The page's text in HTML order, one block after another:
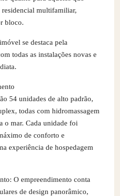
multifamiliar,
bloco.
se destaca pela
todas as instalações novas e
54 unidades de alto padrão,
todas com hidromassagem
o mar. Cada unidade foi
de conforto e
experiência de hospedagem
O empreendimento conta
de design panorâmico,